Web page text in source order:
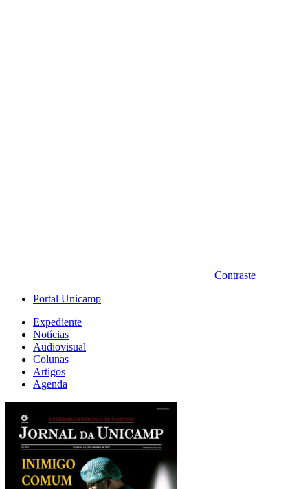
Contraste
Portal Unicamp
Expediente
Notícias
Audiovisual
Colunas
Artigos
Agenda